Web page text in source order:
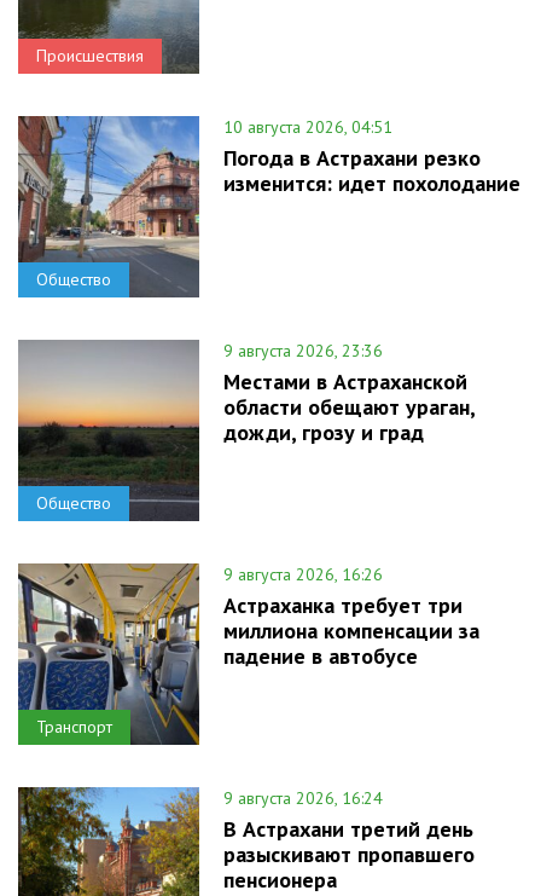
Происшествия
Общество
10 августа 2026, 04:51
Погода в Астрахани резко
изменится: идет похолодание
Общество
9 августа 2026, 23:36
Местами в Астраханской
области обещают ураган,
дожди, грозу и град
Транспорт
9 августа 2026, 16:26
Астраханка требует три
миллиона компенсации за
падение в автобусе
9 августа 2026, 16:24
В Астрахани третий день
разыскивают пропавшего
пенсионера